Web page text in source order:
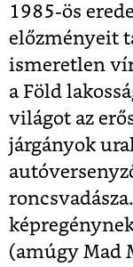
1985-ös
előzményeit
ismeretlen
a Föld
világot az
járgányok
(amúgy Mad